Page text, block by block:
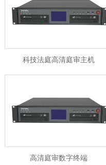
科技法庭高清庭审主机
高清庭审数字终端